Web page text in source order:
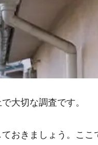
大切な調査です。
おきましょう。こ